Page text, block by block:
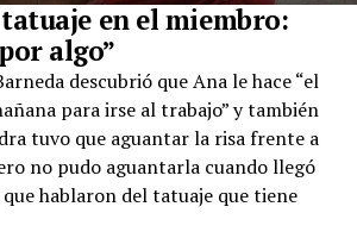
en el miembro:
algo”
descubrió que Ana le hace “el
para irse al trabajo” y también
tuvo que aguantar la risa frente a
no pudo aguantarla cuando llegó
hablaron del tatuaje que tiene